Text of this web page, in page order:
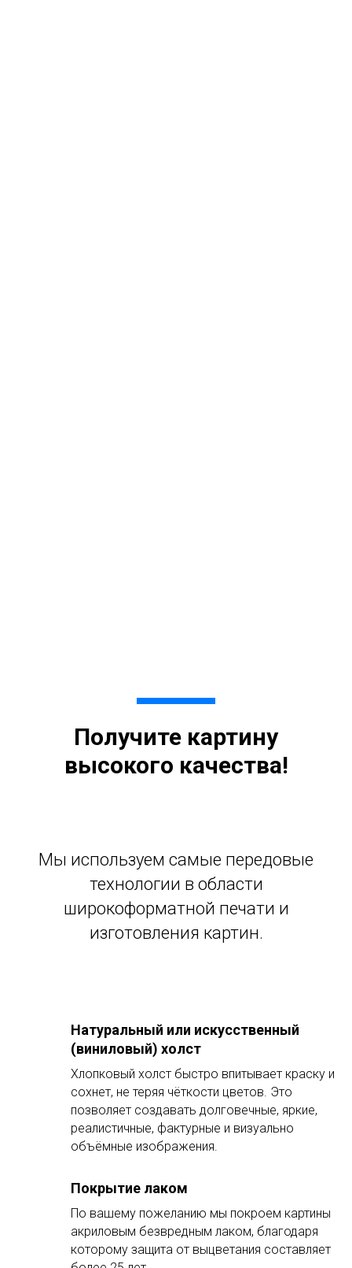
Получите картину
высокого качества!
Мы используем самые передовые
технологии в области
широкоформатной печати и
изготовления картин.
Натуральный или искусственный
(виниловый) холст
Хлопковый холст быстро впитывает краску и
сохнет, не теряя чёткости цветов. Это
позволяет создавать долговечные, яркие,
реалистичные, фактурные и визуально
объёмные изображения.
Покрытие лаком
По вашему пожеланию мы покроем картины
акриловым безвредным лаком, благодаря
которому защита от выцветания составляет